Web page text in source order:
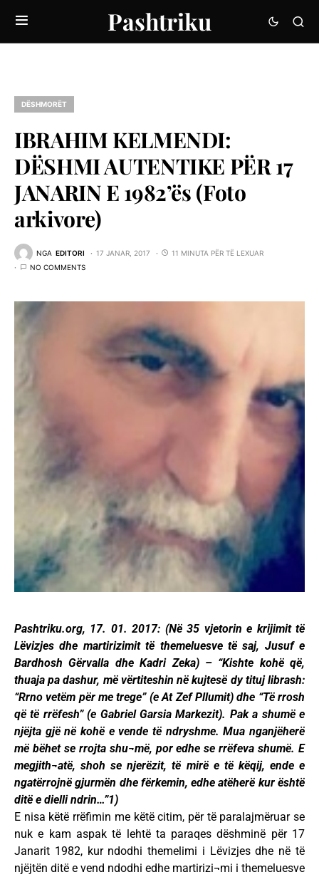
Pashtriku
DËSHMORËT
IBRAHIM KELMENDI:
DËSHMI AUTENTIKE PËR 17
JANARIN E 1982’ës (Foto
arkivore)
NGA EDITORI 17 JANAR, 2017
11 MINUTA PËR TË LEXUAR
NO COMMENTS
Pashtriku.org, 17. 01. 2017: (Në 35 vjetorin e krijimit të
Lëvizjes dhe martirizimit të themeluesve të saj, Jusuf e
Bardhosh Gërvalla dhe Kadri Zeka) – “Kishte kohë që,
thuaja pa dashur, më vërtiteshin në kujtesë dy tituj librash:
“Rrno vetëm për me trege” (e At Zef Pllumit) dhe “Të rrosh
që të rrëfesh” (e Gabriel Garsia Markezit). Pak a shumë e
njëjta gjë në kohë e vende të ndryshme. Mua nganjëherë
më bëhet se rrojta shu¬më, por edhe se rrëfeva shumë. E
megjith¬atë, shoh se njerëzit, të mirë e të këqij, ende e
ngatërrojnë gjurmën dhe fërkemin, edhe atëherë kur është
ditë e dielli ndrin…”1)
E nisa këtë rrëfimin me këtë citim, për të paralajmëruar se
nuk e kam aspak të lehtë ta paraqes dëshminë për 17
Janarit 1982, kur ndodhi themelimi i Lëvizjes dhe në të
njëjtën ditë e vend ndodhi edhe martirizi¬mi i themeluesve